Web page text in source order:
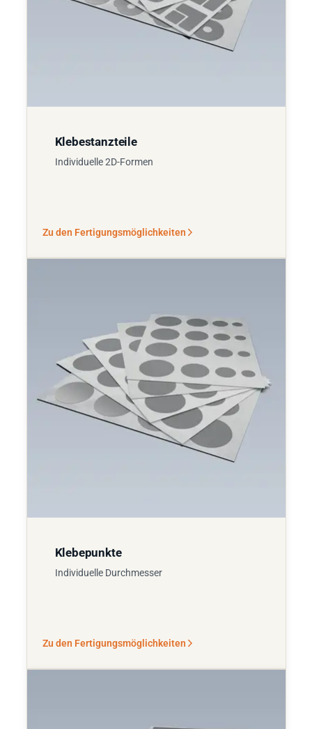
Klebestanzteile
Individuelle 2D-Formen
Zu den Fertigungsmöglichkeiten
Klebepunkte
Individuelle Durchmesser
Zu den Fertigungsmöglichkeiten